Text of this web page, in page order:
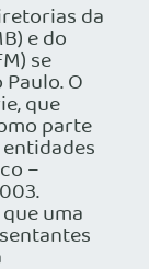
da
e do
se
O
que
parte
–
uma